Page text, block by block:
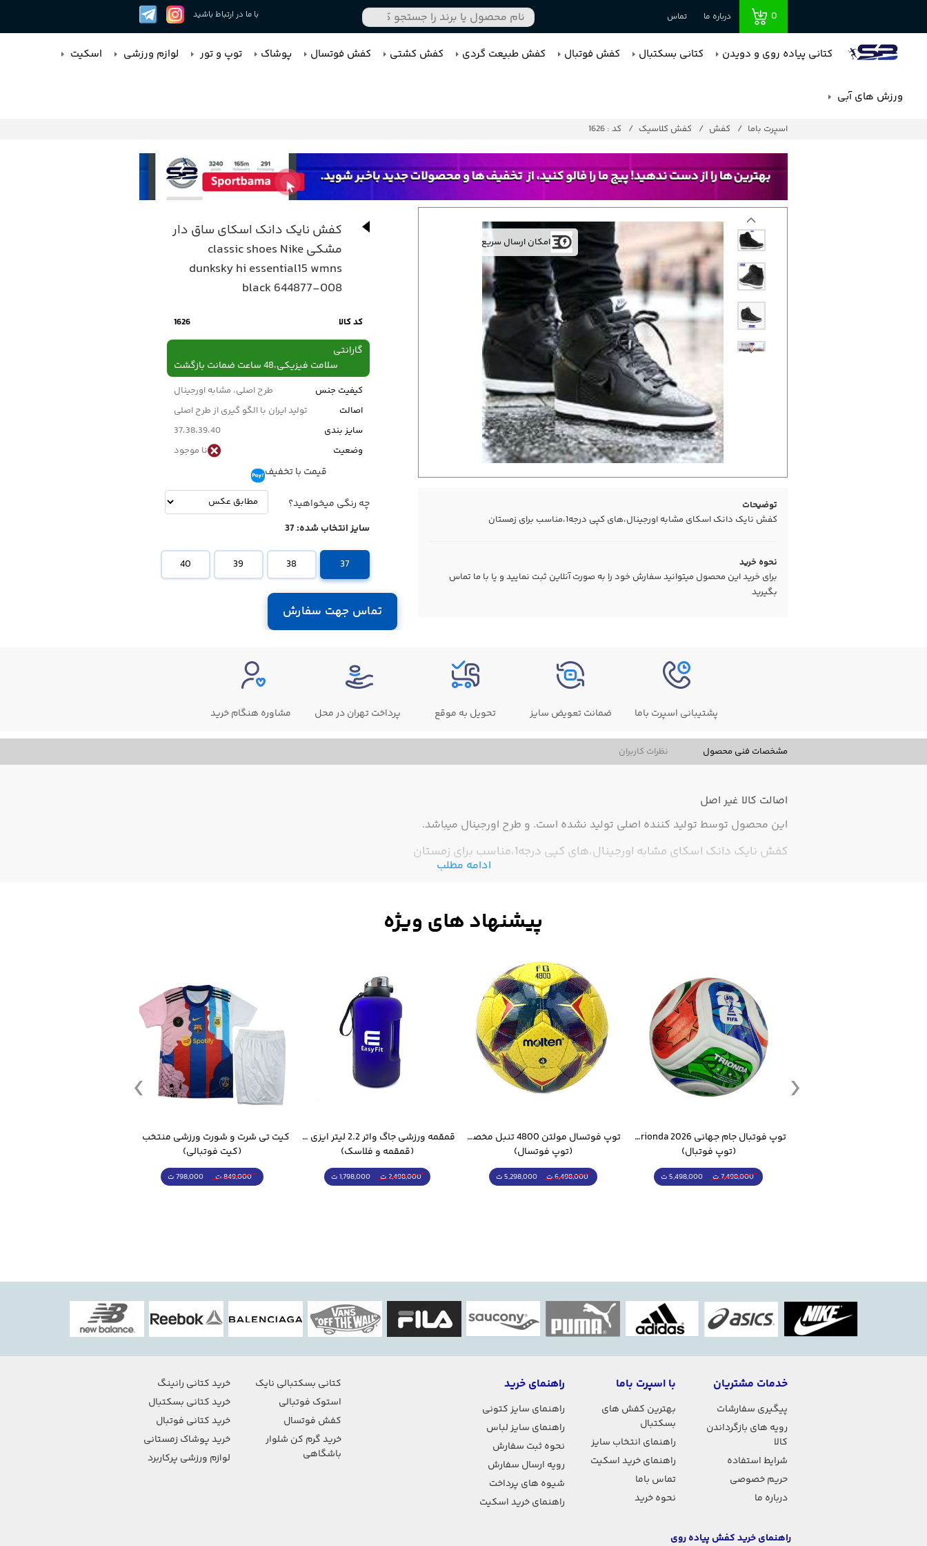
0 درباره ما تماس با ما در ارتباط باشید
کتانی پیاده روی و دویدن کتانی بسکتبال کفش فوتبال کفش طبیعت گردی کفش کشتی کفش فوتسال پوشاک توپ و تور لوازم ورزشی اسکیت
ورزش های آبی
اسپرت باما کفش کفش کلاسیک کد : 1626
امکان ارسال سریع
توضیحات
کفش نایک دانک اسکای مشابه اورجینال،های کپی درجه1،مناسب برای زمستان
نحوه خرید
برای خرید این محصول میتوانید سفارش خود را به صورت آنلاین ثبت نمایید و یا با ما تماس
بگیرید
کفش نایک دانک اسکای ساق دار
مشکی classic shoes Nike
dunksky hi essential15 wmns
black 644877-008
کد کالا 1626
گارانتی
سلامت فیزیکی،48 ساعت ضمانت بازگشت
کیفیت جنس
طرح اصلی، مشابه اورجینال
اصالت
تولید ایران با الگو گیری از طرح اصلی
سایز بندی
37،38،39،40
وضعیت
نا موجود
قیمت با تخفیف
چه رنگی میخواهید؟
سایز انتخاب شده:37
37
38
39
40
تماس جهت سفارش
پشتیبانی اسپرت باما ضمانت تعویض سایز تحویل به موقع پرداخت تهران در محل مشاوره هنگام خرید
مشخصات فنی محصول نظرات کاربران
اصالت کالا غیر اصل
این محصول توسط تولید کننده اصلی تولید نشده است. و طرح اورجینال میباشد.
کفش نایک دانک اسکای مشابه اورجینال،های کپی درجه1،مناسب برای زمستان
ادامه مطلب
توپ فوتبال جام جهانی 2026 Trionda مشابه اورجینال
(توپ فوتبال)
7,498,000 ت 5,498,000 ت
توپ فوتسال مولتن 4800 تنبل مخصوص سالن
(توپ فوتسال)
6,498,000 ت 5,298,000 ت
قمقمه ورزشی جاگ واتر 2.2 لیتر ایزی فیت
(قمقمه و فلاسک)
2,498,000 ت 1,798,000 ت
(کیت فوتبالی)
849,000 ت 798,000 ت
خدمات مشتریان
پیگیری سفارشات
رویه های بازگرداندن
کالا
شرایط استفاده
حریم خصوصی
درباره ما
با اسپرت باما
بهترین کفش های
بسکتبال
راهنمای انتخاب سایز
راهنمای خرید اسکیت
تماس باما
نحوه خرید
راهنمای خرید
راهنمای سایز کتونی
راهنمای سایز لباس
نحوه ثبت سفارش
رویه ارسال سفارش
شیوه های پرداخت
راهنمای خرید اسکیت
کتانی بسکتبالی نایک
استوک فوتبالی
کفش فوتسال
خرید گرم کن شلوار
باشگاهی
خرید کتانی رانینگ
خرید کتانی بسکتبال
خرید کتانی فوتبال
خرید پوشاک زمستانی
لوازم ورزشی پرکاربرد
راهنمای خرید کفش پیاده روی